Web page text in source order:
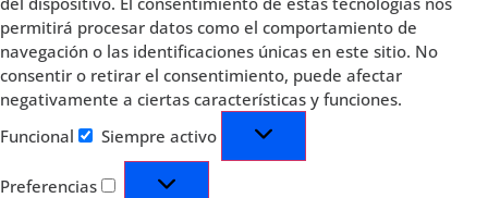
permitirá procesar datos como el comportamiento de
navegación o las identificaciones únicas en este sitio. No
consentir o retirar el consentimiento, puede afectar
negativamente a ciertas características y funciones.
Funcional
Siempre activo
Preferencias